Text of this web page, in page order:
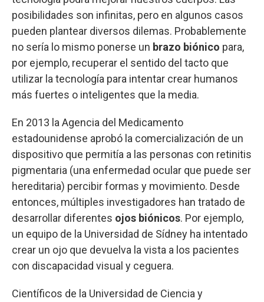
posibilidades son infinitas, pero en algunos casos
pueden plantear diversos dilemas. Probablemente
no sería lo mismo ponerse un brazo biónico para,
por ejemplo, recuperar el sentido del tacto que
utilizar la tecnología para intentar crear humanos
más fuertes o inteligentes que la media.
En 2013 la Agencia del Medicamento
estadounidense aprobó la comercialización de un
dispositivo que permitía a las personas con retinitis
pigmentaria (una enfermedad ocular que puede ser
hereditaria) percibir formas y movimiento. Desde
entonces, múltiples investigadores han tratado de
desarrollar diferentes ojos biónicos. Por ejemplo,
un equipo de la Universidad de Sídney ha intentado
crear un ojo que devuelva la vista a los pacientes
con discapacidad visual y ceguera.
Científicos de la Universidad de Ciencia y